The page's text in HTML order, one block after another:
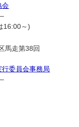
会
16:00～)
馬走第38回
委員会事務局